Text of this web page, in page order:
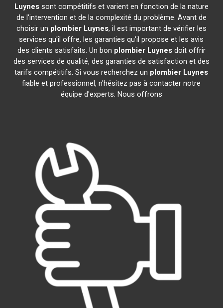
Luynessont compétitifs et varient en fonction de la nature
de l'intervention et de la complexité du problème. Avant de
choisir un plombier Luynes, il est important de vérifier les
services qu'il offre, les garanties qu'il propose et les avis
des clients satisfaits. Un bon plombier Luynesdoit offrir
des services de qualité, des garanties de satisfaction et des
tarifs compétitifs. Si vous recherchez un plombier Luynes
fiable et professionnel, n'hésitez pas à contacter notre
équipe d'experts. Nous offrons